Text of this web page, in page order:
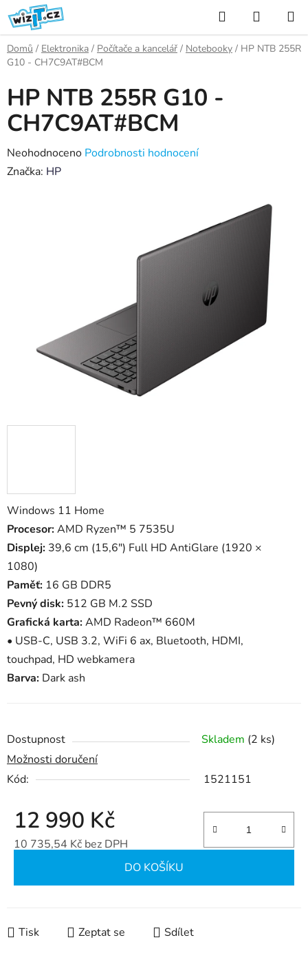
Přejít
na
obsah
Hledat
KOŠÍK
Domů / Elektronika / Počítače a kancelář / Notebooky / HP NTB 255R
G10 - CH7C9AT#BCM
Windows 11 Home
Procesor:AMD Ryzen™ 5 7535U
Displej: 39,6 cm (15,6") Full HD AntiGlare (1920 ×
1080)
Paměť: 16 GB DDR5
Pevný disk: 512 GB M.2 SSD
Grafická karta:AMD Radeon™ 660M
• USB-C, USB 3.2, WiFi 6 ax, Bluetooth, HDMI,
touchpad, HD webkamera
Barva: Dark ash
Dostupnost Skladem (2 ks)
Možnosti doručení
Kód:
1521151
12 990 Kč
10 735,54 Kč bez DPH
DO KOŠÍKU
Tisk Zeptat se Sdílet
HP NTB 255R G10 -
CH7C9AT#BCM
Průměrné
hodnocení
Neohodnoceno Podrobnosti hodnocení
Značka: HP